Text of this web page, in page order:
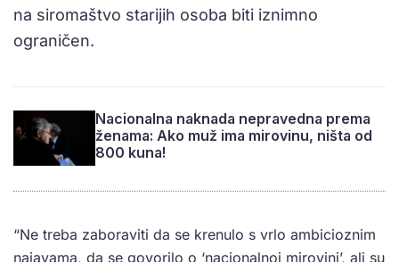
na siromaštvo starijih osoba biti iznimno
ograničen.
Nacionalna naknada nepravedna prema
ženama: Ako muž ima mirovinu, ništa od
800 kuna!
“Ne treba zaboraviti da se krenulo s vrlo ambicioznim
najavama, da se govorilo o ‘nacionalnoj mirovini’, ali su